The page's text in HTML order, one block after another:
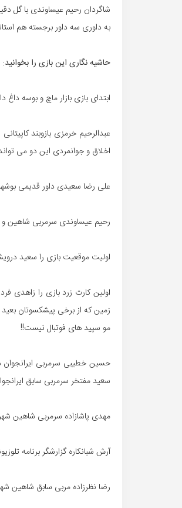
به داوری سه داور برجسته هم
حاشیه نگاری این بازی را بخوانید:
ابتدای بازی بازار ماچ و بوسه
عبدالرحیم خرمزی بازوبند
اخلاق و جوانمردی این دو می
علی رضا سعیدی داور قدیمی
رحیم عیساوندی سرمربی شاهین و
اولیت موقعیت بازی را سعید
اولین کارت زرد بازی را زاهدی
زمین که از برخی پیشکسوتان
مو سپید های فوتبال نیست!!
حسین خطیبی سرمربی ایرانجوان
سعید مفتخر سرمربی سابق
مهدی پاشازاده سرمربی شاهین
آرش شبانکاره گزارشگر برنامه
رضا نظرزاده مربی سابق شاهین